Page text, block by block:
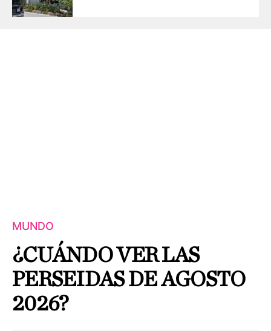
MUNDO
¿CUÁNDO VER LAS
PERSEIDAS DE AGOSTO
2026?